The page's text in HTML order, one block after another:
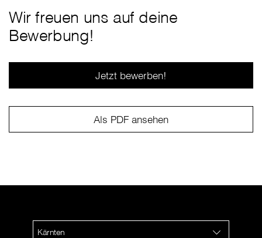
Wir freuen uns auf deine
Bewerbung!
Jetzt bewerben!
Als PDF ansehen
Kärnten